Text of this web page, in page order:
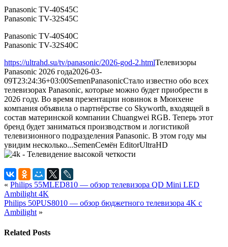
Panasonic TV-40S45C
Panasonic TV-32S45C
Panasonic TV-40S40C
Panasonic TV-32S40C
https://ultrahd.su/tv/panasonic/2026-god-2.htmlТелевизоры
Panasonic 2026 года2026-03-
09T23:24:36+03:00SemenPanasonicСтало известно обо всех
телевизорах Panasonic, которые можно будет приобрести в
2026 году. Во время презентации новинок в Мюнхене
компания объявила о партнёрстве со Skyworth, входящей в
состав материнской компании Chuangwei RGB. Теперь этот
бренд будет заниматься производством и логистикой
телевизионного подразделения Panasonic. В этом году мы
увидим несколько...SemenСемён EditorUltraHD
« Philips 55MLED810 — обзор телевизора QD Mini LED
Ambilight 4K
Philips 50PUS8010 — обзор бюджетного телевизора 4K с
Ambilight»
Related Posts